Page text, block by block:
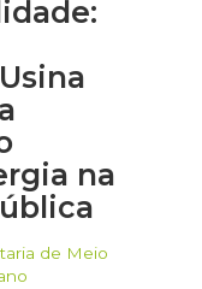
na
de Meio